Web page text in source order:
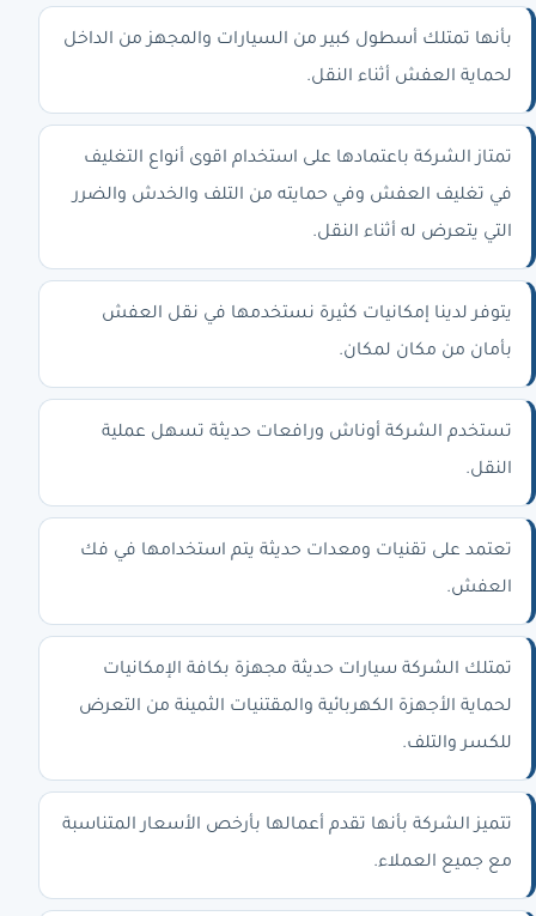
بأنها تمتلك أسطول كبير من السيارات والمجهز من الداخل
لحماية العفش أثناء النقل.
تمتاز الشركة باعتمادها على استخدام اقوى أنواع التغليف
في تغليف العفش وفي حمايته من التلف والخدش والضرر
التي يتعرض له أثناء النقل.
يتوفر لدينا إمكانيات كثيرة نستخدمها في نقل العفش
بأمان من مكان لمكان.
تستخدم الشركة أوناش ورافعات حديثة تسهل عملية
النقل.
تعتمد على تقنيات ومعدات حديثة يتم استخدامها في فك
العفش.
تمتلك الشركة سيارات حديثة مجهزة بكافة الإمكانيات
لحماية الأجهزة الكهربائية والمقتنيات الثمينة من التعرض
للكسر والتلف.
تتميز الشركة بأنها تقدم أعمالها بأرخص الأسعار المتناسبة
مع جميع العملاء.